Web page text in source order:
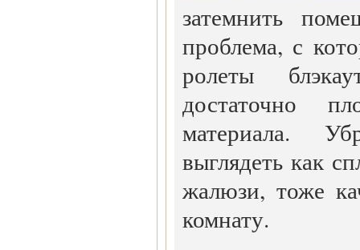
затемнить
проблема, с
ролеты
достаточно
материала.
выглядеть как
жалюзи, тоже
комнату.